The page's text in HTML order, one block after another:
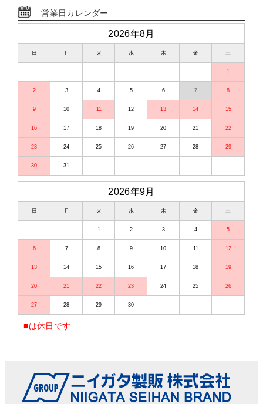
営業日カレンダー
2026年8月
日 月 火 水 木 金 土
1
2 3 4 5 6 7 8
9 10 11 12 13 14 15
16 17 18 19 20 21 22
23 24 25 26 27 28 29
30 31
2026年9月
日 月 火 水 木 金 土
1 2 3 4 5
6 7 8 9 10 11 12
13 14 15 16 17 18 19
20 21 22 23 24 25 26
27 28 29 30
■は休日です